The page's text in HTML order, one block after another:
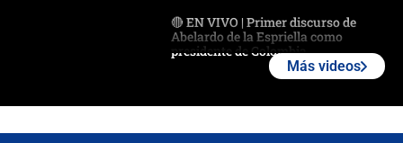
🔴 EN VIVO | Primer discurso de
Abelardo de la Espriella como
presidente de Colombia
Más videos